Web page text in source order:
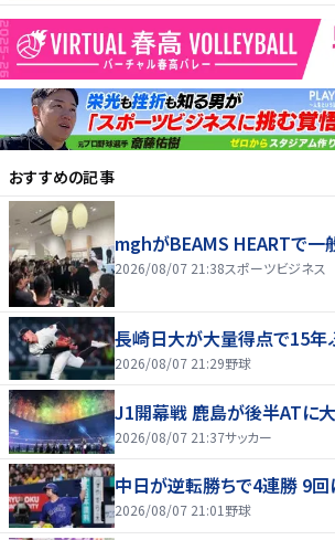
おすすめの記事
mghがBEAMS HEARTで一
2026/08/07 21:38スポーツビジネス
長崎日大が大量得点で15年
2026/08/07 21:29野球
J1開幕戦 鹿島が後半ATに
2026/08/07 21:37サッカー
中日が逆転勝ちで4連勝 9
2026/08/07 21:01 野球